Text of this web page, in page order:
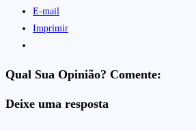
E-mail
Imprimir
Qual Sua Opinião? Comente:
Deixe uma resposta